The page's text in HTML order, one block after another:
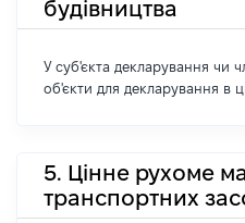
будівництва
У суб'єкта декларування чи
об'єкти для декларування в
5. Цінне рухоме
транспортних